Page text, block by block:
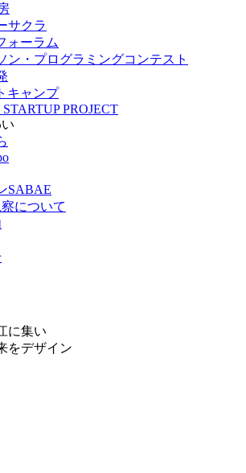
サクラ
ォーラム
ン・プログラミングコンテスト
キャンプ
PROJECT
SABAE
について
に集い
をデザイン